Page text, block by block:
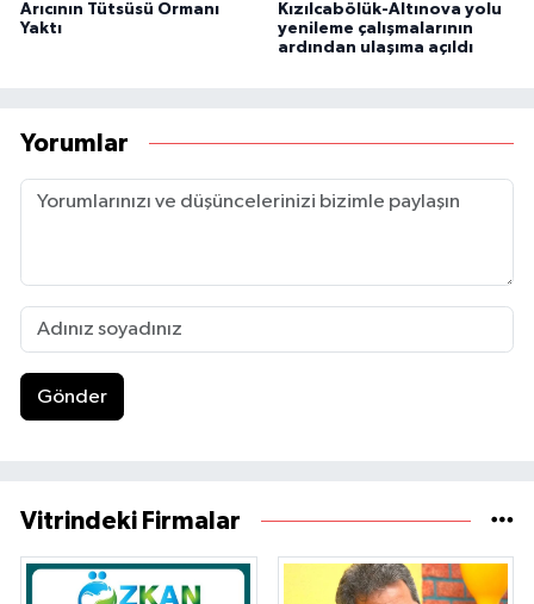
Arıcının Tütsüsü Ormanı
Yaktı
Kızılcabölük-Altınova yolu
yenileme çalışmalarının
ardından ulaşıma açıldı
Yorumlar
Gönder
Vitrindeki Firmalar